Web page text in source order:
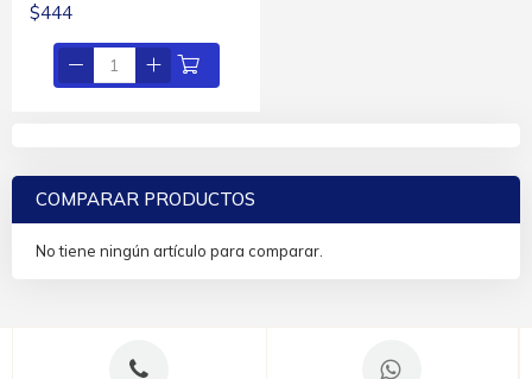
$444
COMPARAR PRODUCTOS
No tiene ningún artículo para comparar.